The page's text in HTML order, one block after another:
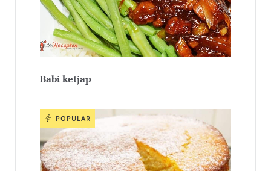
Babi ketjap
POPULAR